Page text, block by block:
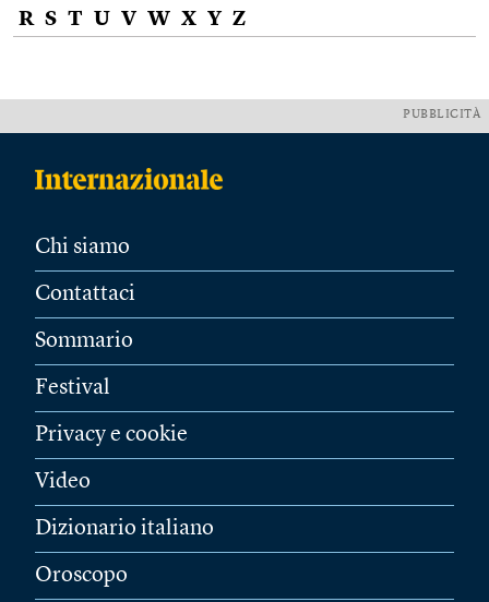
R S T U V W X Y Z
PUBBLICITÀ
Chi siamo
Contattaci
Sommario
Festival
Privacy e cookie
Video
Dizionario italiano
Oroscopo